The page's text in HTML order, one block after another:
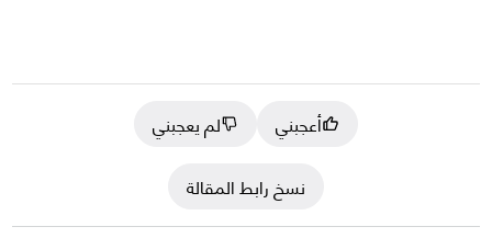
أعجبني
لم يعجبني
نسخ رابط المقالة